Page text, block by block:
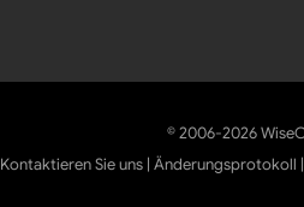
© 2006-2026
Kontaktieren Sie uns |Änderungsprotokoll